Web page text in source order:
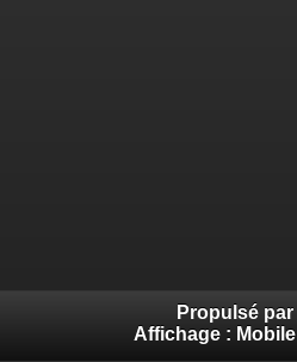
Propulsé par
Affichage : Mobile